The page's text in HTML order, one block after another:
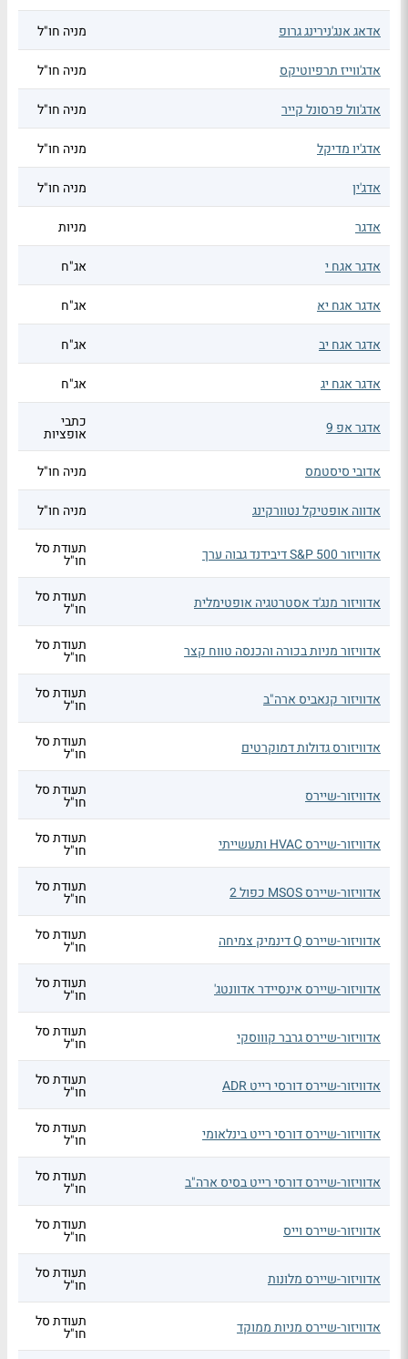
אדאג אנג'נירינג גרופ מניה חו"ל
אדג'ווייז תרפיוטיקס מניה חו"ל
אדג'וול פרסונל קייר מניה חו"ל
אדג'יו מדיקל מניה חו"ל
אדג'ין מניה חו"ל
אדגר מניות
אדגר אגח י אג"ח
אדגר אגח יא אג"ח
אדגר אגח יב אג"ח
אדגר אגח יג אג"ח
אדגר אפ 9 כתבי
אופציות
אדובי סיסטמס
מניה חו"ל
אדווה אופטיקל נטוורקינג מניה חו"ל
אדוויזור S&P 500 דיבידנד גבוה ערך תעודת סל
חו"ל
אדוויזור מנג'ד אסטרטגיה אופטימלית תעודת סל
חו"ל
אדוויזור מניות בכורה והכנסה טווח קצר תעודת סל
חו"ל
אדוויזור קנאביס ארה"ב תעודת סל
חו"ל
אדוויזורס גדולות דמוקרטים תעודת סל
חו"ל
אדוויזור-שיירס תעודת סל
חו"ל
אדוויזור-שיירס HVAC ותעשייתי תעודת סל
חו"ל
אדוויזור-שיירס MSOS כפול 2 תעודת סל
חו"ל
אדוויזור-שיירס Q דינמיק צמיחה תעודת סל
חו"ל
אדוויזור-שיירס אינסיידר אדוונטג' תעודת סל
חו"ל
אדוויזור-שיירס גרבר קוווסקי תעודת סל
חו"ל
אדוויזור-שיירס דורסי רייט ADR תעודת סל
חו"ל
אדוויזור-שיירס דורסי רייט בינלאומי תעודת סל
חו"ל
אדוויזור-שיירס דורסי רייט בסיס ארה"ב תעודת סל
חו"ל
אדוויזור-שיירס וייס תעודת סל
חו"ל
אדוויזור-שיירס מלונות תעודת סל
חו"ל
אדוויזור-שיירס מניות ממוקד תעודת סל
חו"ל